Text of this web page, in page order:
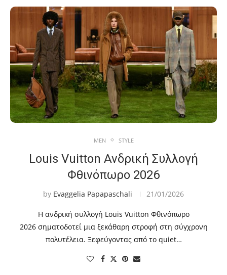
MEN STYLE
Louis Vuitton Ανδρική Συλλογή
Φθινόπωρο 2026
by Evaggelia Papapaschali 21/01/2026
Η ανδρική συλλογή Louis Vuitton Φθινόπωρο
2026 σηματοδοτεί μια ξεκάθαρη στροφή στη σύγχρονη
πολυτέλεια. Ξεφεύγοντας από το quiet…